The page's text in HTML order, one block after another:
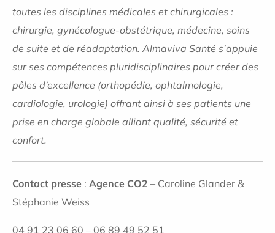
toutes les disciplines médicales et chirurgicales :
chirurgie, gynécologue-obstétrique, médecine, soins
de suite et de réadaptation. Almaviva Santé s’appuie
sur ses compétences pluridisciplinaires pour créer des
pôles d’excellence (orthopédie, ophtalmologie,
cardiologie, urologie) offrant ainsi à ses patients une
prise en charge globale alliant qualité, sécurité et
confort.
Contact presse : Agence CO2 – Caroline Glander &
Stéphanie Weiss
04 91 23 06 60 – 06 89 49 52 51